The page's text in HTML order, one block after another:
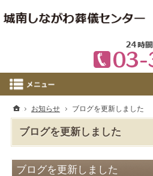
ブログを更新しました
ブログを更新しました
ホーム
お知らせ ブログを更新しました